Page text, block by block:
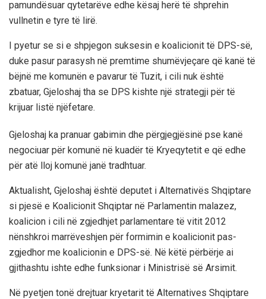
pamundësuar qytetarëve edhe kësaj herë të shprehin
vullnetin e tyre të lirë.
I pyetur se si e shpjegon suksesin e koalicionit të DPS-së,
duke pasur parasysh në premtime shumëvjeçare që kanë të
bëjnë me komunën e pavarur të Tuzit, i cili nuk është
zbatuar, Gjeloshaj tha se DPS kishte një strategji për të
krijuar listë njëfetare.
Gjeloshaj ka pranuar gabimin dhe përgjegjësinë pse kanë
negociuar për komunë në kuadër të Kryeqytetit e që edhe
për atë lloj komunë janë tradhtuar.
Aktualisht, Gjeloshaj është deputet i Alternativës Shqiptare
si pjesë e Koalicionit Shqiptar në Parlamentin malazez,
koalicion i cili në zgjedhjet parlamentare të vitit 2012
nënshkroi marrëveshjen për formimin e koalicionit pas-
zgjedhor me koalicionin e DPS-së. Në këtë përbërje ai
gjithashtu ishte edhe funksionar i Ministrisë së Arsimit.
Në pyetjen tonë drejtuar kryetarit të Alternatives Shqiptare